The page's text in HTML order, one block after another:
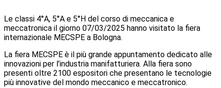
Le classi 4°A, 5°A e 5°H del corso di meccanica e
meccatronica il giorno 07/03/2025 hanno visitato la fiera
internazionale MECSPE a Bologna.
La fiera MECSPE è il più grande appuntamento dedicato alle
innovazioni per l’industria manifatturiera. Alla fiera sono
presenti oltre 2100 espositori che presentano le tecnologie
più innovative del mondo meccanico e meccatronico.